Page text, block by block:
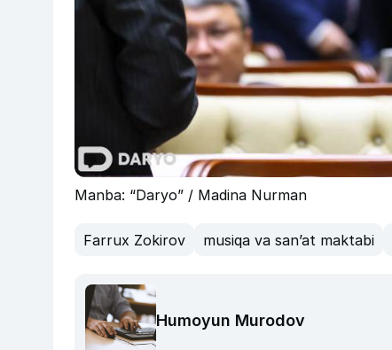
Manba: “Daryo” / Madina Nurman
Farrux Zokirov musiqa va san’at maktabi
Humoyun Murodov